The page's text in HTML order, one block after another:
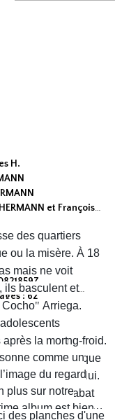
H.
et François
2026
: 62
des quartiers
ou la misère. À 18
mais ne voit
ils basculent et
Cocho" Arriega.
de sang-froid.
à une peur panique
un déclic chez lui.
son arme et abat
autre que le neveu
après la mort
comme un
du regard
plus sur notre
album est bien
des planches d'une